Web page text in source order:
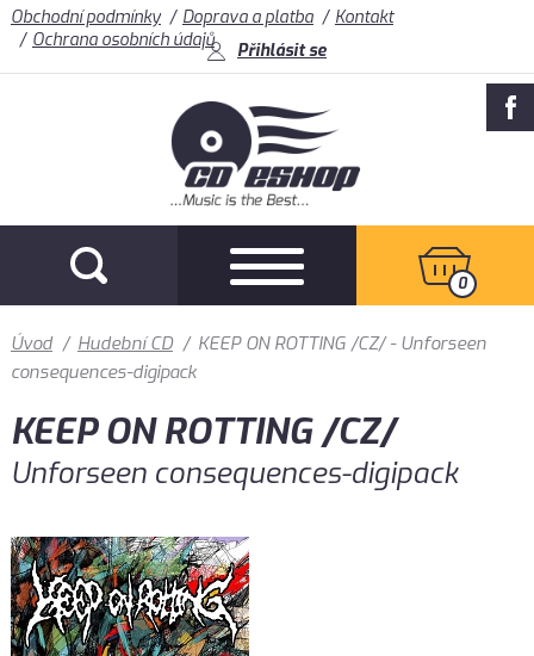
Obchodní podmínky Doprava a platba
Kontakt
Ochrana osobních údajů
Přihlásit se
0
Úvod / Hudební CD / KEEP ON ROTTING /CZ/ - Unforseen
consequences-digipack
KEEP ON ROTTING /CZ/
Unforseen consequences-digipack